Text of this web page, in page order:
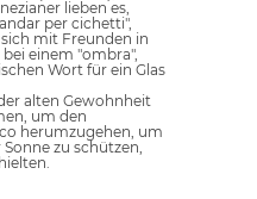
lieben es,
per cichetti",
mit Freunden in
einem "ombra",
Wort für ein Glas
alten Gewohnheit
um den
herumzugehen, um
zu schützen,